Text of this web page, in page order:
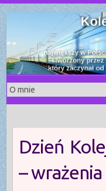
S
k
i
p
t
o
c
o
n
t
e
n
t
Dzień
– wrażenia